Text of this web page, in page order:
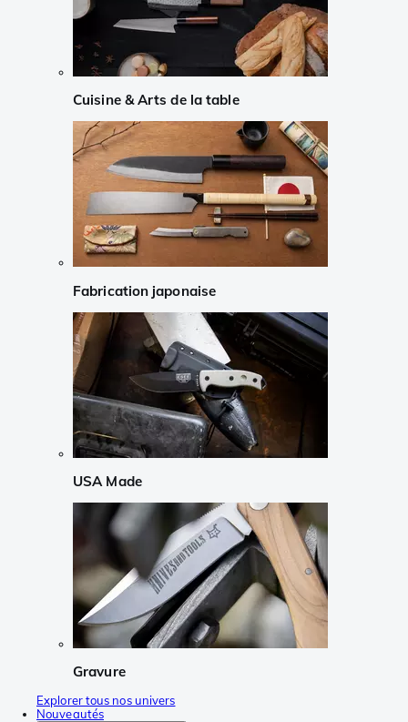
Cuisine & Arts de la table
Fabrication japonaise
USA Made
Gravure
Explorer tous nos univers
Nouveautés